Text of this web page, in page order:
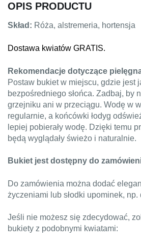
OPIS PRODUCTU
Skład: Róża, alstremeria, hortensja
Dostawa kwiatów GRATIS.
Rekomendacje dotyczące
Postaw bukiet w miejscu, gdzie jest
bezpośredniego słońca. Zadbaj, by
grzejniku ani w przeciągu. Wodę w
regularnie, a końcówki łodyg
lepiej pobierały wodę. Dzięki temu
będą wyglądały świeżo i naturalnie.
Bukiet jest dostępny do
Do zamówienia można dodać
życzeniami lub słodki upominek, np.
Jeśli nie możesz się zdecydować,
bukiety z podobnymi kwiatami: